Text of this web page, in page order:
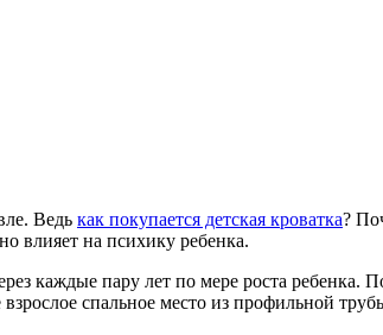
Ведь как покупается детская кроватка?
влияет на психику ребенка.
каждые пару лет по мере роста
спальное место из профильной